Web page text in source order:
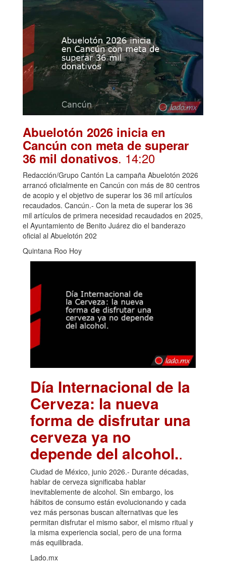
Abuelotón 2026 inicia en
Cancún con meta de superar
36 mil donativos. 14:20
Redacción/Grupo Cantón La campaña Abuelotón 2026
arrancó oficialmente en Cancún con más de 80 centros
de acopio y el objetivo de superar los 36 mil artículos
recaudados. Cancún.- Con la meta de superar los 36
mil artículos de primera necesidad recaudados en 2025,
el Ayuntamiento de Benito Juárez dio el banderazo
oficial al Abuelotón 202
Quintana Roo Hoy
Día Internacional de la
Cerveza: la nueva
forma de disfrutar una
cerveza ya no
depende del alcohol..
Ciudad de México, junio 2026.- Durante décadas,
hablar de cerveza significaba hablar
inevitablemente de alcohol. Sin embargo, los
hábitos de consumo están evolucionando y cada
vez más personas buscan alternativas que les
permitan disfrutar el mismo sabor, el mismo ritual y
la misma experiencia social, pero de una forma
más equilibrada.
Lado.mx